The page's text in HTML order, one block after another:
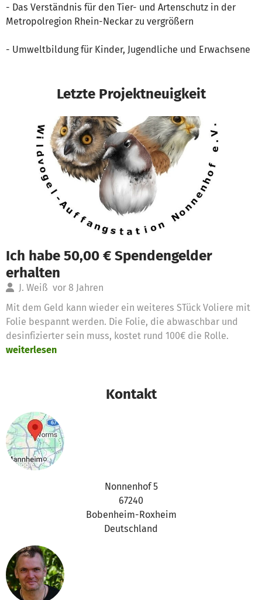
- Das Verständnis für den Tier- und Artenschutz in der
Metropolregion Rhein-Neckar zu vergrößern
- Umweltbildung für Kinder, Jugendliche und Erwachsene
Letzte Projektneuigkeit
Ich habe 50,00 € Spendengelder
erhalten
J. Weiß vor 8 Jahren
Mit dem Geld kann wieder ein weiteres STück Voliere mit
Folie bespannt werden. Die Folie, die abwaschbar und
desinfizierter sein muss, kostet rund 100€ die Rolle.
weiterlesen
Kontakt
Nonnenhof 5
67240
Bobenheim-Roxheim
Deutschland